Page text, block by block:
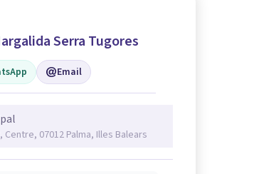
Serra Tugores
Email
Centre, 07012 Palma, Illes Balears